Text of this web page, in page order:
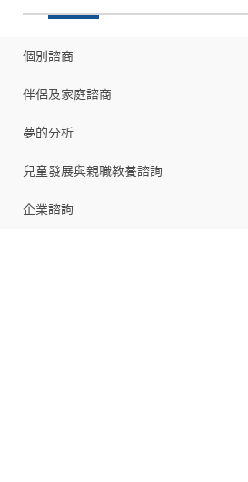
個別諮商
伴侶及家庭諮商
夢的分析
兒童發展與親職教養諮詢
企業諮詢